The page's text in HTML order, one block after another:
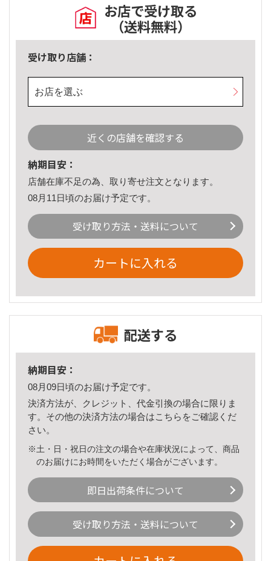
お店で受け取る
（送料無料）
受け取り店舗：
お店を選ぶ
近くの店舗を確認する
納期目安：
店舗在庫不足の為、取り寄せ注文となります。
08月11日頃のお届け予定です。
受け取り方法・送料について
カートに入れる
配送する
納期目安：
08月09日頃のお届け予定です。
決済方法が、クレジット、代金引換の場合に限りま
す。その他の決済方法の場合はこちら をご確認くだ
さい。
※土・日・祝日の注文の場合や在庫状況によって、商品
のお届けにお時間をいただく場合がございます。
即日出荷条件について
受け取り方法・送料について